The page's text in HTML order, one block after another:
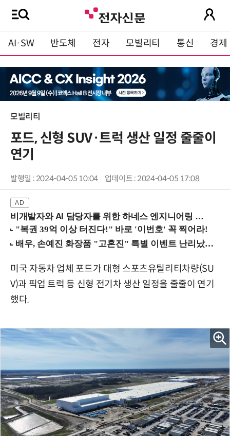
AI·SW 반도체 전자 모빌리티 통신 경제
모빌리티
포드, 신형 SUV·트럭 생산 일정 줄줄이
연기
발행일 : 2024-04-05 10:04 업데이트 : 2024-04-05 17:08
비개발자와 AI 담당자를 위한 하네스 엔지니어링 입문과정 (8/20 신논현역)
미국 자동차 업체 포드가 대형 스포츠유틸리티차량(SU
V)과 픽업 트럭 등 신형 전기차 생산 일정을 줄줄이 연기
했다.